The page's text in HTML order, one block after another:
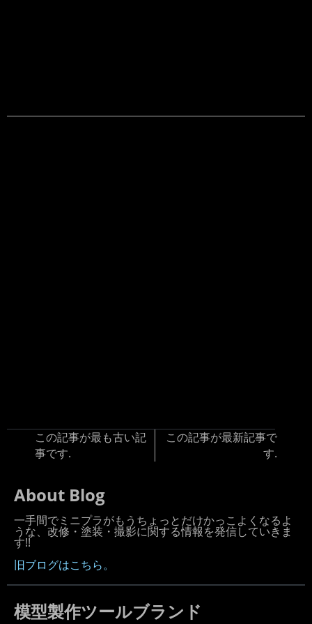
この記事が最も古い記
事です.
この記事が最新記事で
す.
About Blog
一手間でミニプラがもうちょっとだけかっこよくなるよ
うな、改修・塗装・撮影に関する情報を発信していきま
す!!
旧ブログはこちら。
模型製作ツールブランド